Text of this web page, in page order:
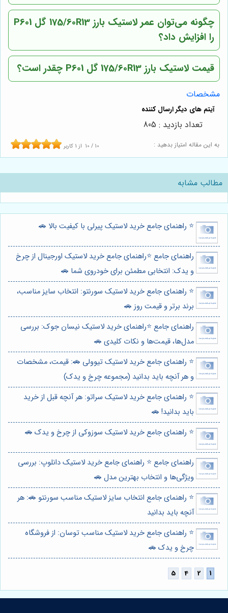
چگونه می‌توان عمر لاستیک بارز 175/60R13 گل P601
را افزایش داد؟
قیمت لاستیک بارز 175/60R13 گل P601 چقدر است؟
مشخصات
به این مقاله امتیاز بدهید : 10 / 10 از 1 کاربر
تعداد بازدید : 805
مطالب مشابه
⭐️ راهنمای جامع خرید لاستیک پیرلی با کیفیت بالا 🚗
راهنمای جامع ⭐️راهنمای جامع خرید لاستیک اورجینال از چرخ
و یدک: انتخابی مطمئن برای خودروی شما 🚗
⭐️ راهنمای جامع خرید لاستیک سورنتو: انتخاب سایز مناسب،
برند برتر و قیمت روز 🚗
راهنمای جامع ⭐️راهنمای خرید لاستیک نیسان جوک: بررسی
مدل‌ها، قیمت‌ها و نکات کلیدی 🚗
⭐️ راهنمای جامع خرید لاستیک تیوولی 🚗: قیمت، مشخصات
و هر آنچه باید بدانید (مجموعه چرخ و یدک)
⭐️ راهنمای جامع خرید لاستیک سراتو: هر آنچه قبل از خرید
باید بدانید! 🚗
⭐️ راهنمای جامع خرید لاستیک سوزوکی از چرخ و یدک 🚗
راهنمای جامع ⭐️ راهنمای جامع خرید لاستیک دانلوپ: بررسی
ویژگی‌ها و انتخاب بهترین مدل 🚗
⭐️ راهنمای جامع انتخاب سایز لاستیک مناسب سورنتو 🚗: هر
آنچه باید بدانید
⭐️ راهنمای جامع خرید لاستیک مناسب توسان: از فروشگاه
چرخ و یدک 🚗